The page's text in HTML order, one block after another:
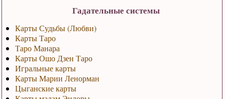
Гадательные системы
Карты Судьбы (Любви)
Карты Таро
Таро Манара
Карты Ошо Дзен Таро
Игральные карты
Карты Марии Ленорман
Цыганские карты